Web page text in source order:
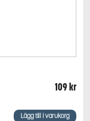
109kr
Lägg till i varukorg